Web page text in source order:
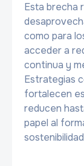
Esta brecha
como para
acceder a
continua y
Estrategias
fortalecen
reducen
papel al